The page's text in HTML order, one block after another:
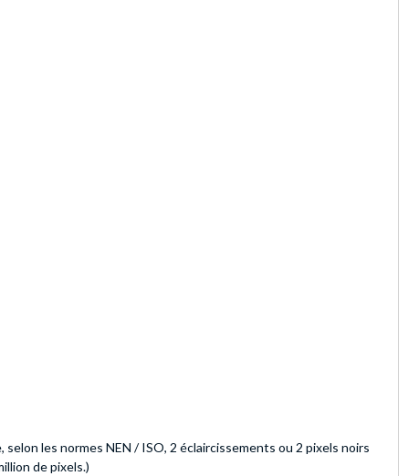
les normes NEN / ISO, 2 éclaircissements ou 2 pixels noirs
de pixels.)